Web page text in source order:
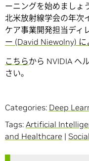
ーニングを始めましょ
北米放射線学会の年次
ケア事業開発担当ディ
ー (David Niewolny) に
こちらから NVIDIA ヘ
さい。
Categories: Deep
Tags: Artificial
and Healthcare |